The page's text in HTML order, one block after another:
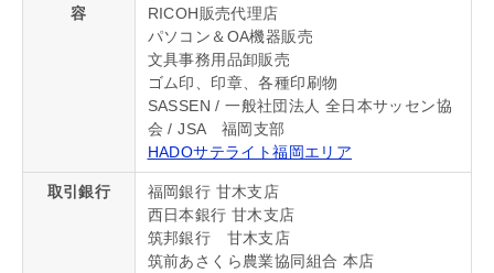
容
RICOH販売代理店
パソコン＆OA機器販売
文具事務用品卸販売
ゴム印、印章、各種印刷物
SASSEN / 一般社団法人 全日本サッセン協
会 / JSA 福岡支部
HADOサテライト福岡エリア
取引銀行
福岡銀行 甘木支店
西日本銀行 甘木支店
筑邦銀行 甘木支店
筑前あさくら農業協同組合 本店